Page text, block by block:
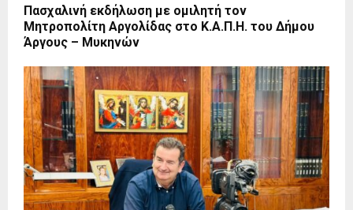
Πασχαλινή εκδήλωση με ομιλητή τον
Μητροπολίτη Αργολίδας στο Κ.Α.Π.Η. του Δήμου
Άργους – Μυκηνών